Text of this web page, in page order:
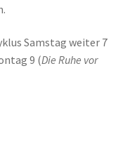
Samstag weiter 7
9 (Die Ruhe vor